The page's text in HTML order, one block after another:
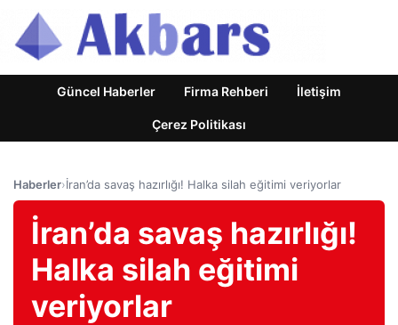
Güncel Haberler Firma Rehberi İletişim
Çerez Politikası
Haberler›İran’da savaş hazırlığı! Halka silah eğitimi veriyorlar
İran’da savaş hazırlığı!
Halka silah eğitimi
veriyorlar